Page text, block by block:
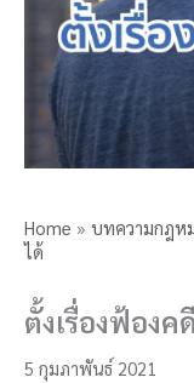
Home » บทความกฎห
ได้
ตั้งเรื่องฟ้อง
5 กุมภาพันธ์ 2021